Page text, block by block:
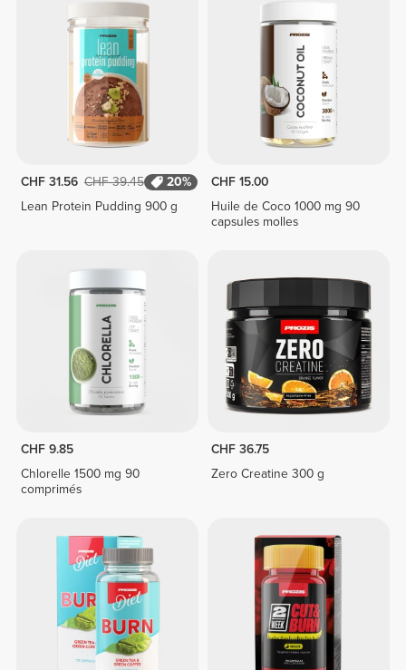
CHF 31.56 CHF 39.45
20%
Lean Protein Pudding 900 g
CHF 15.00
Huile de Coco 1000 mg 90
capsules molles
CHF 9.85
Chlorelle 1500 mg 90
comprimés
CHF 36.75
Zero Creatine 300 g